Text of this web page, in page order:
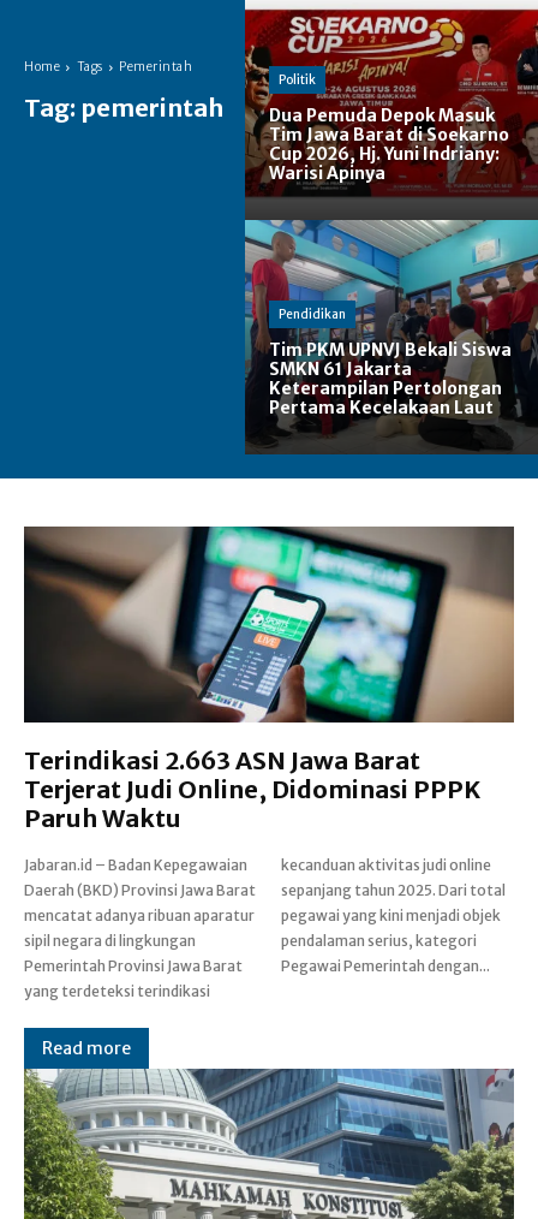
Home Tags Pemerintah
Tag: pemerintah
Politik
Dua Pemuda Depok Masuk
Tim Jawa Barat di Soekarno
Cup 2026, Hj. Yuni Indriany:
Warisi Apinya
Pendidikan
Tim PKM UPNVJ Bekali Siswa
SMKN 61 Jakarta
Keterampilan Pertolongan
Pertama Kecelakaan Laut
Terindikasi 2.663 ASN Jawa Barat
Terjerat Judi Online, Didominasi PPPK
Paruh Waktu
Jabaran.id – Badan Kepegawaian
Daerah (BKD) Provinsi Jawa Barat
mencatat adanya ribuan aparatur
sipil negara di lingkungan
Pemerintah Provinsi Jawa Barat
yang terdeteksi terindikasi
kecanduan aktivitas judi online
sepanjang tahun 2025. Dari total
pegawai yang kini menjadi objek
pendalaman serius, kategori
Pegawai Pemerintah dengan...
Read more